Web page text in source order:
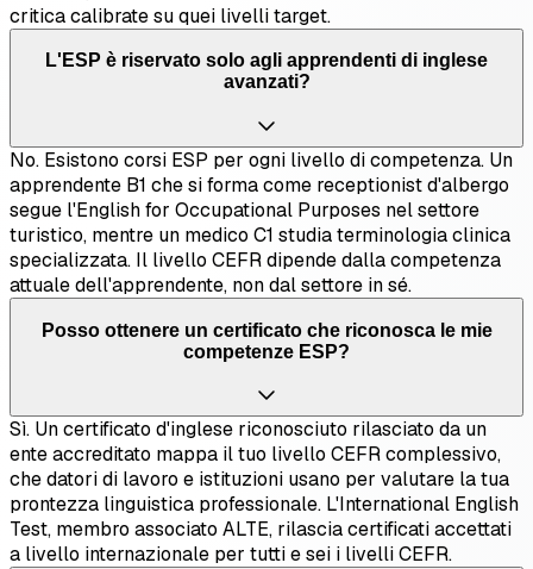
critica calibrate su quei livelli target.
L'ESP è riservato solo agli apprendenti di inglese
avanzati?
No. Esistono corsi ESP per ogni livello di competenza. Un
apprendente B1 che si forma come receptionist d'albergo
segue l'English for Occupational Purposes nel settore
turistico, mentre un medico C1 studia terminologia clinica
specializzata. Il livello CEFR dipende dalla competenza
attuale dell'apprendente, non dal settore in sé.
Posso ottenere un certificato che riconosca le mie
competenze ESP?
Sì. Un certificato d'inglese riconosciuto rilasciato da un
ente accreditato mappa il tuo livello CEFR complessivo,
che datori di lavoro e istituzioni usano per valutare la tua
prontezza linguistica professionale. L'International English
Test, membro associato ALTE, rilascia certificati accettati
a livello internazionale per tutti e sei i livelli CEFR.